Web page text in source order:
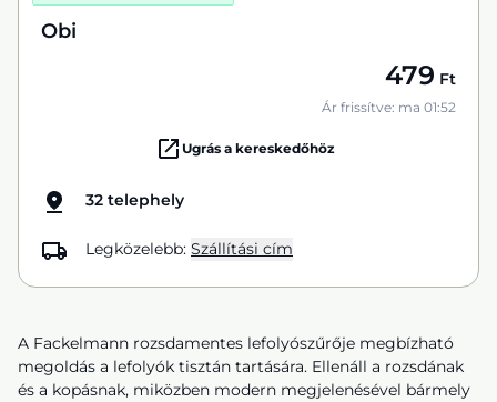
Obi
479 Ft
Ár frissítve: ma 01:52
Ugrás a kereskedőhöz
32 telephely
Legközelebb: Szállítási cím
A Fackelmann rozsdamentes lefolyószűrője megbízható
megoldás a lefolyók tisztán tartására. Ellenáll a rozsdának
és a kopásnak, miközben modern megjelenésével bármely